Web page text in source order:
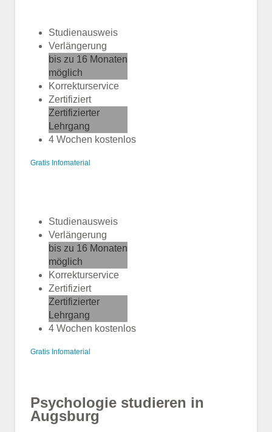
Studienausweis
Verlängerung
bis zu 16 Monaten
möglich
Korrekturservice
Zertifiziert
Zertifizierter
Lehrgang
4 Wochen kostenlos
Gratis Infomaterial
Studienausweis
Verlängerung
bis zu 16 Monaten
möglich
Korrekturservice
Zertifiziert
Zertifizierter
Lehrgang
4 Wochen kostenlos
Gratis Infomaterial
Psychologie studieren in
Augsburg